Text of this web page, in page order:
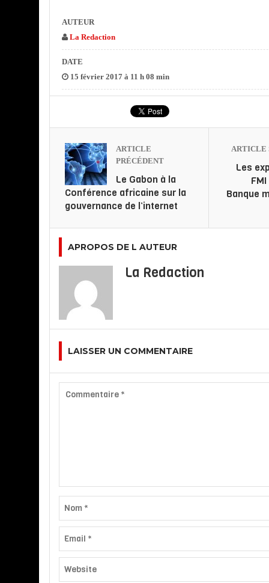
AUTEUR
La Redaction
DATE
15 février 2017 à 11 h 08 min
ARTICLE
PRÉCÉDENT
Le Gabon à la
Conférence africaine sur la
gouvernance de l’internet
ARTICLE
Les
Banque
APROPOS DE L AUTEUR
La Redaction
LAISSER UN COMMENTAIRE